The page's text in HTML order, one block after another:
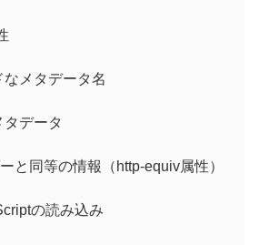
なメタデータ名
データ
と同等の情報（http-equiv属性）
の読み込み